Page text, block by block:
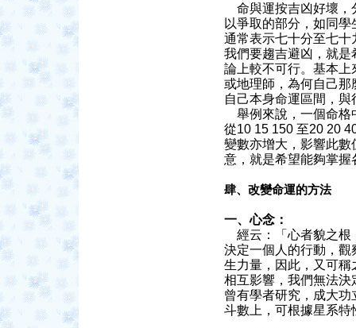
命與運按吉凶好壞，
以爭取的部分，如同
通常表示七十分至七
我們要趨吉避凶，就
論上較不可行。基本
或地理師，為何自己
自己本身命運區間，
舉例來說，一個命格
從10 15 150 至20 20
變數亦增大，影響此
意，就是希望能夠掌
肆、改變命運的方法
一、心念：
經云：「心者貌之根
決定一個人的行動，
生力量，因此，又可
相互影響，我們無法
曾有學者研究，成大
斗數上，可根據星系